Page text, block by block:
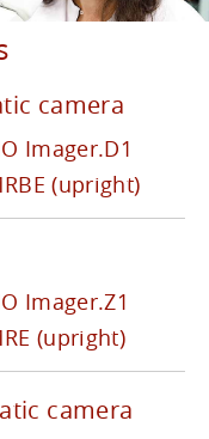
camera
Imager.D1
(upright)
Imager.Z1
(upright)
camera